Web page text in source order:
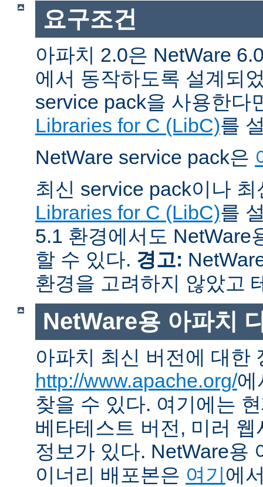
요구조건
아파치 2.0은 NetWare
에서 동작하도록 설계되
service pack을 사용한다
Libraries for C (LibC)를
NetWare service pack은
최신 service pack이나
Libraries for C (LibC)를
5.1 환경에서도 NetWare
할 수 있다. 경고:
환경을 고려하지 않았고
NetWare용 아파치
아파치 최신 버전에 대한
http://www.apache.org/에
찾을 수 있다. 여기에는
베타테스트 버전, 미러
정보가 있다. NetWare용
이너리 배포본은 여기에